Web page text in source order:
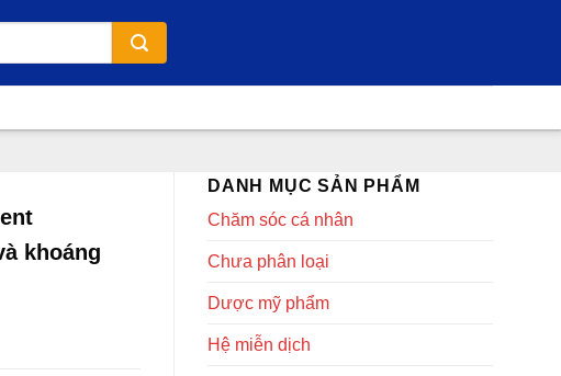
DANH MỤC SẢN PHẨM
Chăm sóc cá nhân
Chưa phân loại
Dược mỹ phẩm
Hệ miễn dịch
khoáng